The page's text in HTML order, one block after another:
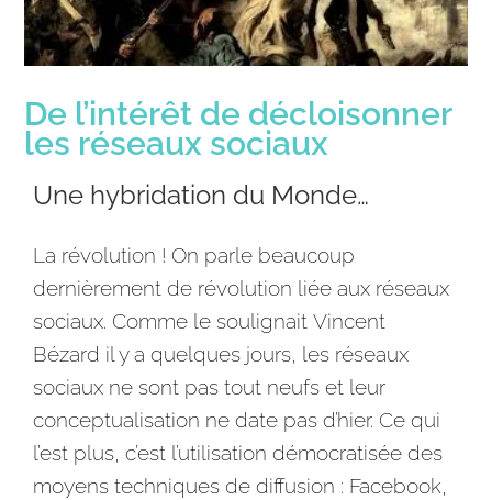
De l’intérêt de décloisonner
les réseaux sociaux
Une hybridation du Monde…
La révolution ! On parle beaucoup
dernièrement de révolution liée aux réseaux
sociaux. Comme le soulignait Vincent
Bézard il y a quelques jours, les réseaux
sociaux ne sont pas tout neufs et leur
conceptualisation ne date pas d’hier. Ce qui
l’est plus, c’est l’utilisation démocratisée des
moyens techniques de diffusion : Facebook